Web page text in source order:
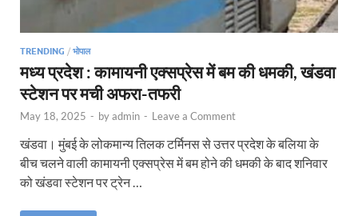
TRENDING / भोपाल
मध्य प्रदेश : कामायनी एक्सप्रेस में बम की धमकी, खंडवा
स्टेशन पर मची अफरा-तफरी
May 18, 2025 - byadmin - Leave a Comment
खंडवा। मुंबई के लोकमान्य तिलक टर्मिनस से उत्तर प्रदेश के बलिया के
बीच चलने वाली कामायनी एक्सप्रेस में बम होने की धमकी के बाद शनिवार
को खंडवा स्टेशन पर ट्रेन …